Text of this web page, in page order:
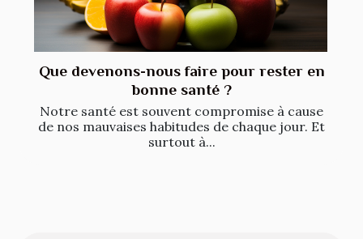
Que devenons-nous faire pour rester en
bonne santé ?
Notre santé est souvent compromise à cause
de nos mauvaises habitudes de chaque jour. Et
surtout à...